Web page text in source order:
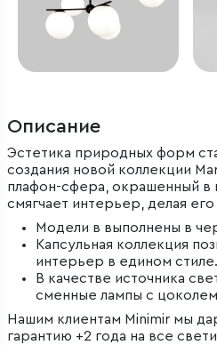
Описание
Эстетика природных форм
создания новой коллекции
плафон-сфера, окрашенный в
смягчает интерьер, делая
Модели в выполнены в
Капсульная коллекция
интерьер в едином стиле.
В качестве источника
сменные лампы с цоколем
Нашим клиентам Minimir мы
гарантию +2 года на все